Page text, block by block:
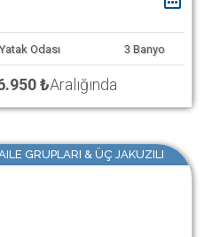
Yatak Odası 3 Banyo
₺Aralığında
GRUPLARI & ÜÇ JAKUZILI